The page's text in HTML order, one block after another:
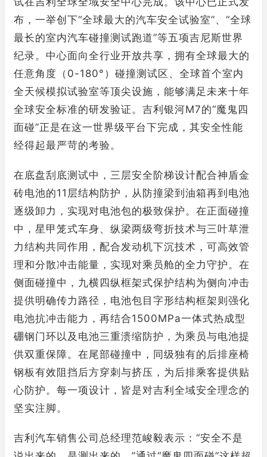
布，一举创下“全球最大的汽车安全试验室”、“全球
最长的室内汽车碰撞测试跑道”等五项吉尼斯世界
纪录。中心面向全行业开放共享，拥有全球最大的
任意角度（0-180°）碰撞测试区、全球首个室内
全天候模拟试验室等顶尖设施，能够满足未来十年
全球安全标准的研发验证。吉利银河M7的“魔鬼四
面碰”正是在这一世界级平台下完成，其安全性能
经得起最严苛的考验。
在底盘刮底测试中，三层安全阶梯设计配合神盾金
砖电池的11层结构防护，从防撞梁到油箱再到电池
逐级卸力，实现对电池包的极致保护。在正面碰撞
中，星甲笼式车身、纵梁两级弯折技术与三叶草泄
力结构共同作用，配合发动机下沉技术，可高效管
理和分散冲击能量，实现对乘员舱的全力守护。在
侧面碰撞中，九横四纵框架式保护结构为侧向冲击
提供明确传力路径，电池包目字形结构框架则强化
电池抗冲击能力，再结合1500MPa一体式热成型
硼钢门环以及电池三重溃缩防护，为乘员与电池提
供双重保障。在尾部碰撞中，同级独有的后排座椅
钢板有效阻挡后方穿刺与挤压，为后排乘客提供贴
心防护。每一项设计，皆是对吉利全域安全理念的
坚实注脚。
吉利汽车销售公司总经理范峻毅表示：“安全不是